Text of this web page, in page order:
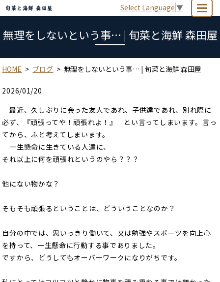
Select Language ▼
無理をしないという事… | 旬菜と海鮮 森田屋
HOME ブログ 無理をしないという事… | 旬菜と海鮮 森田屋
2026/01/20
最近、久しぶりに会った友人であれ、子供達であれ、別れ際に
必ず、『頑張ってや！頑張れよ！』 とい言ってしまいます。言っ
てから、ふと考えてしまいます。
一生懸命に生きている人達に、
それ以上に何を頑張れというのやら？？？
他にない物かな？
そもそも頑張るということは、どういうことなのか？
自分の中では、思いっきり働いて、又は勉強やスポーツを向上心
を持って、一生懸命に行動する事でありました。
ですから、どうしてもオーバーワークになりがちです。